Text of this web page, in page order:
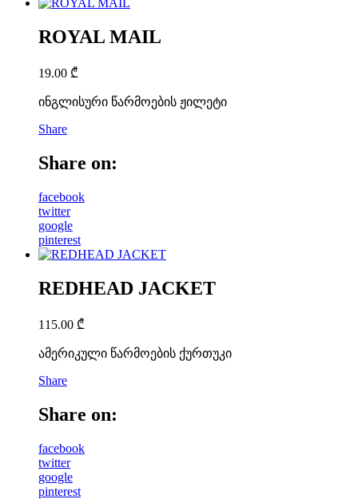
ROYAL MAIL
19.00 ₾
ინგლისური წარმოების ჟილეტი
Share
Share on:
facebook
twitter
google
pinterest
REDHEAD JACKET
115.00 ₾
ამერიკული წარმოების ქურთუკი
Share
Share on:
facebook
twitter
google
pinterest